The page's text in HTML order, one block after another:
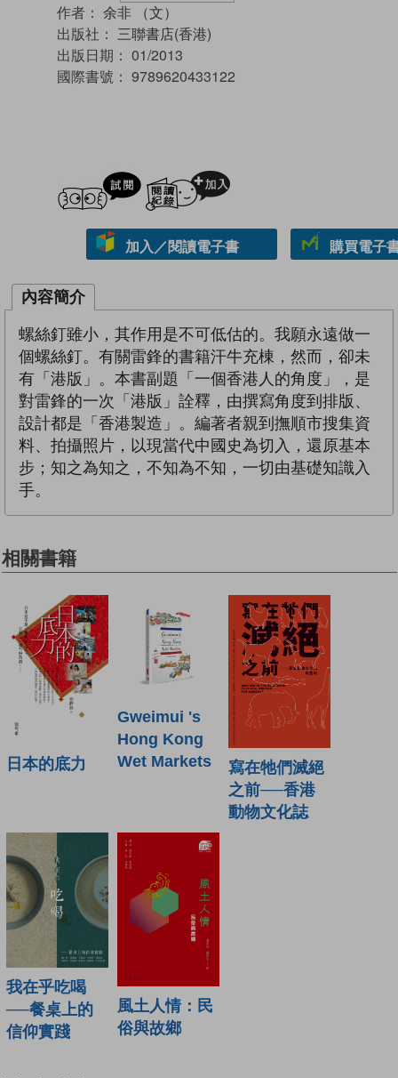
作者： 余非 （文）
出版社： 三聯書店(香港)
出版日期： 01/2013
國際書號： 9789620433122
試閲
加入／閱讀電子書 購買電子
內容簡介
螺絲釘雖小，其作用是不可低估的。我願永遠做一
個螺絲釘。有關雷鋒的書籍汗牛充棟，然而，卻未
有「港版」。本書副題「一個香港人的角度」，是
對雷鋒的一次「港版」詮釋，由撰寫角度到排版、
設計都是「香港製造」。編著者親到撫順市搜集資
料、拍攝照片，以現當代中國史為切入，還原基本
步；知之為知之，不知為不知，一切由基礎知識入
手。
相關書籍
日本的底力
Gweimui 's
Hong Kong
Wet Markets
寫在牠們滅絕
之前──香港
動物文化誌
我在乎吃喝
──餐桌上的
信仰實踐
風土人情：民
俗與故鄉